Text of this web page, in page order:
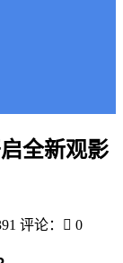
全新观影
评论： 0